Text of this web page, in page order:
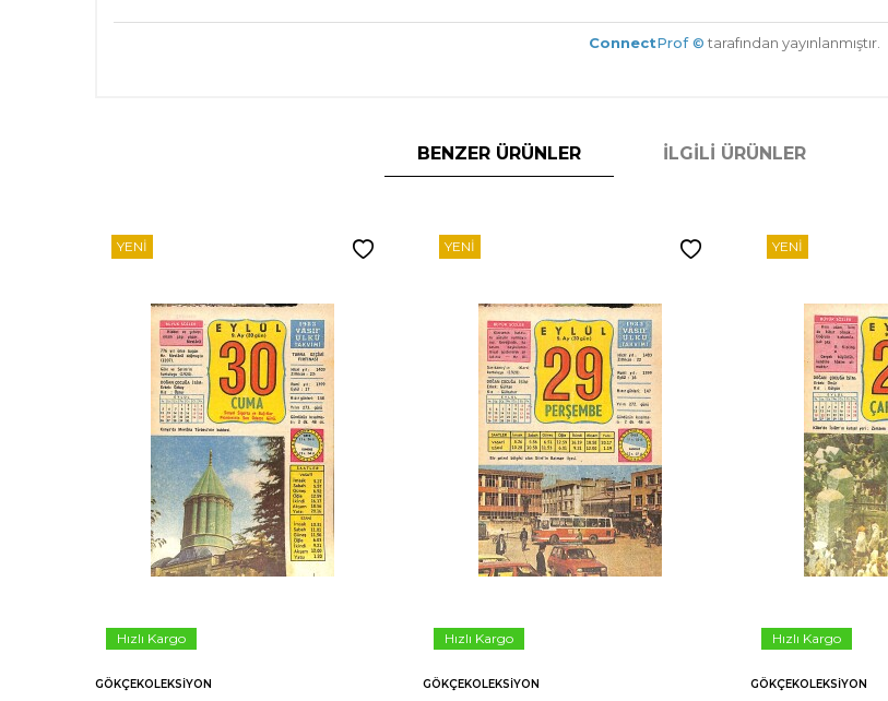
ConnectProf © tarafından yayınlanmıştır.
BENZER ÜRÜNLER İLGILI ÜRÜNLER
YENI
Hızlı Kargo
GÖKÇEKOLEKSIYON
YENI
Hızlı Kargo
GÖKÇEKOLEKSIYON
YENI
Hızlı Kargo
GÖKÇEKOLEKSIYON